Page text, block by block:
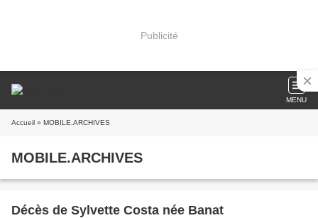
Publicité
MENU
Accueil » MOBILE.ARCHIVES
MOBILE.ARCHIVES
Décès de Sylvette Costa née Banat